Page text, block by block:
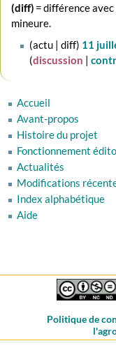
(diff) = différence
mineure.
11
juillet
actu diff 11
discussion
c
u
n
r
é
s
u
m
s
Accueil
Avant-propos
Histoire du projet
Fonctionnement
Actualités
Modifications
Index alphabétique
Aide
Politique de